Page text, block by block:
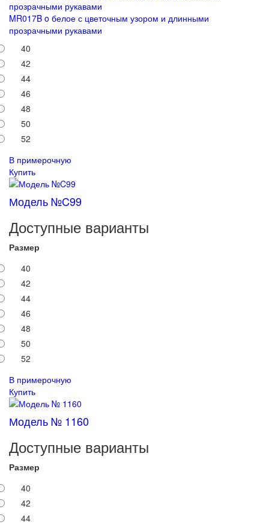
MR017B o белое с цветочным узором и длинными
прозрачными рукавами
40
42
44
46
48
50
52
В примерочную
Купить
Модель №C99
Доступные варианты
Размер
40
42
44
46
48
50
52
В примерочную
Купить
Модель № 1160
Доступные варианты
Размер
40
42
44